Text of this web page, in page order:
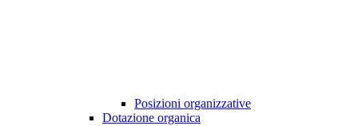
Posizioni organizzative
Dotazione organica